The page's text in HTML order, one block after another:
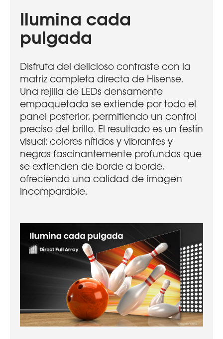
Ilumina cada
pulgada
Disfruta del delicioso contraste con la
matriz completa directa de Hisense.
Una rejilla de LEDs densamente
empaquetada se extiende por todo el
panel posterior, permitiendo un control
preciso del brillo. El resultado es un festín
visual: colores nítidos y vibrantes y
negros fascinantemente profundos que
se extienden de borde a borde,
ofreciendo una calidad de imagen
incomparable.